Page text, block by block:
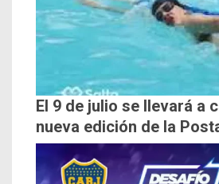
El 9 de julio se llevará a
nueva edición de la